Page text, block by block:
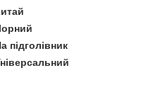
підголівник